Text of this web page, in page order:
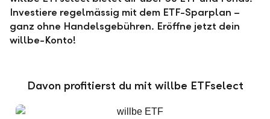
Investiere regelmässig mit dem ETF-Sparplan –
ganz ohne Handelsgebühren. Eröffne jetzt dein
willbe-Konto!
Davon profitierst du mit willbe ETFselect